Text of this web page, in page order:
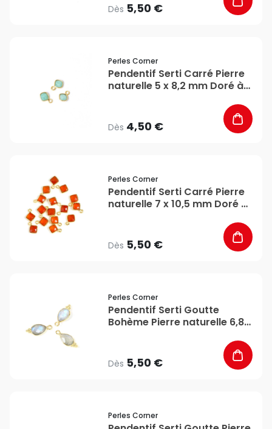
Dès 5,50 €
Perles Corner
Pendentif Serti Carré Pierre
naturelle 5 x 8,2 mm Doré à
Dès 4,50 €
Perles Corner
Pendentif Serti Carré Pierre
naturelle 7 x 10,5 mm Doré à
Dès 5,50 €
Perles Corner
Pendentif Serti Goutte
Bohème Pierre naturelle 6,8 x
Dès 5,50 €
Perles Corner